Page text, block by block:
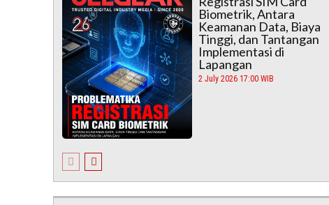
Biometrik, Antara
Keamanan Data, Biaya
Tinggi, dan Tantangan
Implementasi di
Lapangan
2 July 2026 17:00 WIB